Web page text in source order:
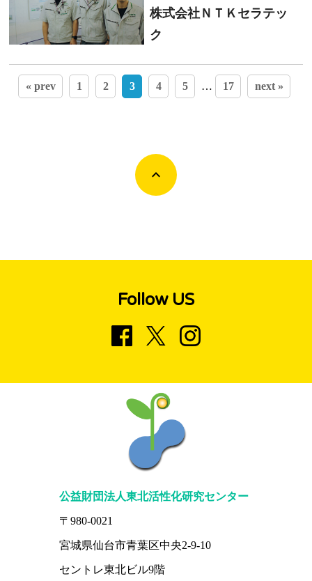
株式会社ＮＴＫセラテッ
ク
« prev 1 2 3 4 5 … 17 next »
Follow US
公益財団法人東北活性化研究センター
〒980-0021
宮城県仙台市青葉区中央2-9-10
セントレ東北ビル9階